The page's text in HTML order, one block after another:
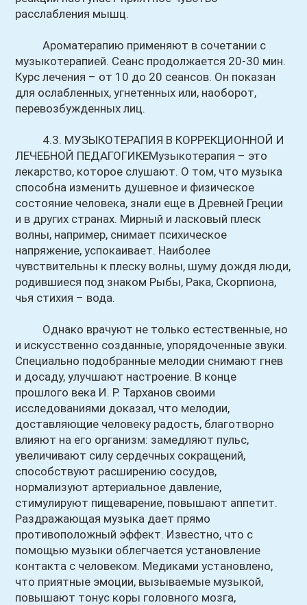
расслабления мышц.
Ароматерапию применяют в сочетании с
музыкотерапией. Сеанс продолжается 20-30 мин.
Курс лечения – от 10 до 20 сеансов. Он показан
для ослабленных, угнетенных или, наоборот,
перевозбужденных лиц.
4.3. МУЗЫКОТЕРАПИЯ В КОРРЕКЦИОННОЙ И
ЛЕЧЕБНОЙ ПЕДАГОГИКЕМузыкотерапия – это
лекарство, которое слушают. О том, что музыка
способна изменить душевное и физическое
состояние человека, знали еще в Древней Греции
и в других странах. Мирный и ласковый плеск
волны, например, снимает психическое
напряжение, успокаивает. Наиболее
чувствительны к плеску волны, шуму дождя люди,
родившиеся под знаком Рыбы, Рака, Скорпиона,
чья стихия – вода.
Однако врачуют не только естественные, но
и искусственно созданные, упорядоченные звуки.
Специально подобранные мелодии снимают гнев
и досаду, улучшают настроение. В конце
прошлого века И. Р. Тарханов своими
исследованиями доказал, что мелодии,
доставляющие человеку радость, благотворно
влияют на его организм: замедляют пульс,
увеличивают силу сердечных сокращений,
способствуют расширению сосудов,
нормализуют артериальное давление,
стимулируют пищеварение, повышают аппетит.
Раздражающая музыка дает прямо
противоположный эффект. Известно, что с
помощью музыки облегчается установление
контакта с человеком. Медиками установлено,
что приятные эмоции, вызываемые музыкой,
повышают тонус коры головного мозга,